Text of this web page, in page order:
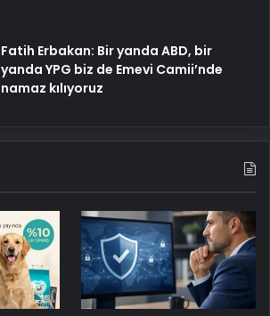
Fatih Erbakan: Bir yanda ABD, bir
yanda YPG biz de Emevi Camii’nde
namaz kılıyoruz